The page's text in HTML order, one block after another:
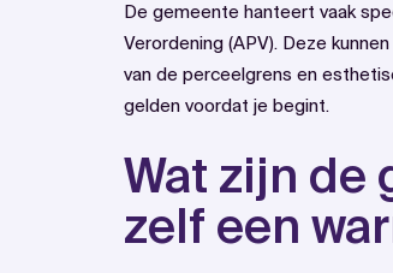
De gemeente hanteert vaak
Verordening (APV). Deze
van de perceelgrens en
gelden voordat je begint.
Wat zijn de
zelf een